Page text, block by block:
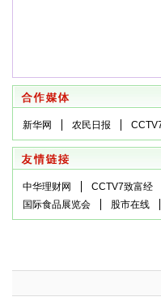
新华网 农民日报
中华理财网 CCTV7致富经
国际食品展览会
股市在线